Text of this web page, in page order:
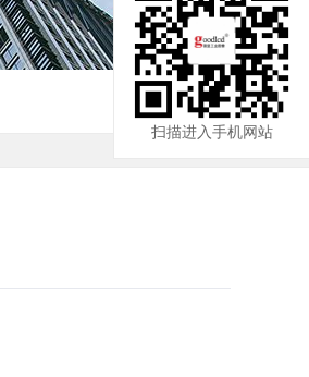
扫描进入手机网站